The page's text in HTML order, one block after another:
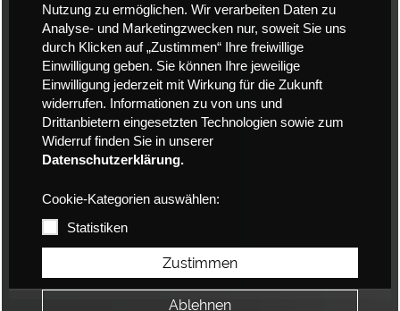
Nutzung zu ermöglichen. Wir verarbeiten Daten zu
Analyse- und Marketingzwecken nur, soweit Sie uns
durch Klicken auf „Zustimmen“ Ihre freiwillige
Einwilligung geben. Sie können Ihre jeweilige
Einwilligung jederzeit mit Wirkung für die Zukunft
widerrufen. Informationen zu von uns und
Drittanbietern eingesetzten Technologien sowie zum
Widerruf finden Sie in unserer
Datenschutzerklärung.
Cookie-Kategorien auswählen:
Statistiken
Zustimmen
Ablehnen